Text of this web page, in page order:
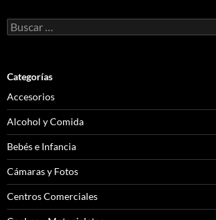
Buscar:
Categorías
Accesorios
Alcohol y Comida
Bebés e Infancia
Cámaras y Fotos
Centros Comerciales